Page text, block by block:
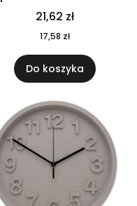
MO6282-40
21,62 zł
17,58 zł
Do koszyka